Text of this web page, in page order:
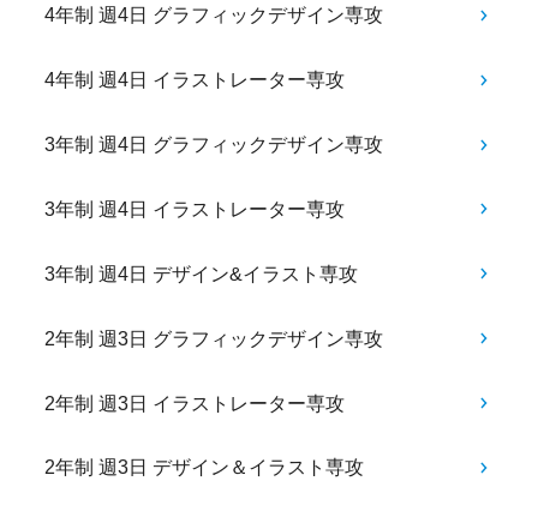
4年制 週4日 グラフィックデザイン専攻
4年制 週4日 イラストレーター専攻
3年制 週4日 グラフィックデザイン専攻
3年制 週4日 イラストレーター専攻
3年制 週4日 デザイン&イラスト専攻
2年制 週3日 グラフィックデザイン専攻
2年制 週3日 イラストレーター専攻
2年制 週3日 デザイン＆イラスト専攻